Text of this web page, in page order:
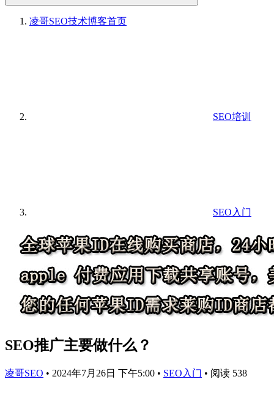
凌哥SEO技术博客首页
SEO培训
SEO入门
SEO推广主要做什么？
凌哥SEO • 2024年7月26日 下午5:00 • SEO入门 • 阅读 538